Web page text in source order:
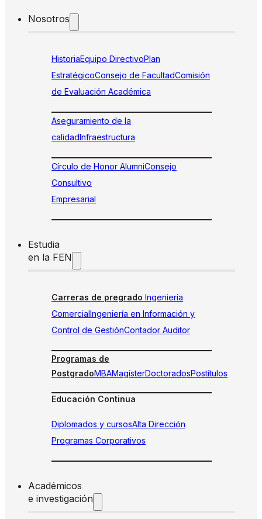
Nosotros
HistoriaEquipo DirectivoPlan
EstratégicoConsejo de FacultadComisión
de Evaluación Académica
Aseguramiento de la
calidadInfraestructura
Círculo de Honor AlumniConsejo
Consultivo
Empresarial
Estudia
en la FEN
Carreras de pregrado Ingeniería
ComercialIngeniería en Información y
Control de GestiónContador Auditor
Programas de
PostgradoMBAMagísterDoctoradosPostítulos
Educación Continua
Diplomados y cursosAlta Dirección
Programas Corporativos
Académicos
e investigación